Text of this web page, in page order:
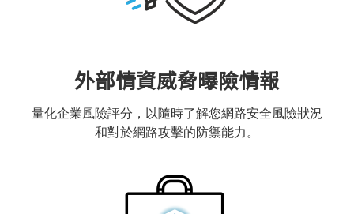
外部情資威脅曝險情報​
量化企業風險評分，以隨時了解您網路安全風險狀況
和對於網路攻擊的防禦能力​。